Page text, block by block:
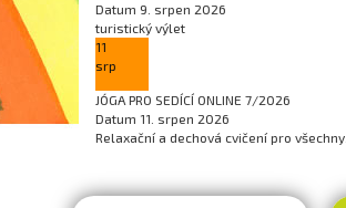
Datum 9. srpen 2026
turistický výlet
11
srp
JÓGA PRO SEDÍCÍ ONLINE 7/2026
Datum 11. srpen 2026
Relaxační a dechová cvičení pro všechny.